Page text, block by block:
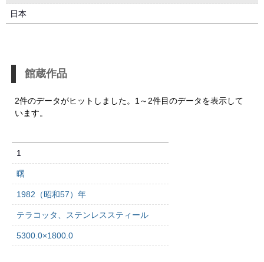
日本
館蔵作品
2件のデータがヒットしました。1～2件目のデータを表示して
います。
1
曙
1982（昭和57）年
テラコッタ、ステンレススティール
5300.0×1800.0